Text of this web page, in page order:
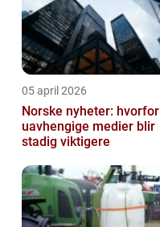
05 april 2026
Norske nyheter: hvorfor
uavhengige medier blir
stadig viktigere